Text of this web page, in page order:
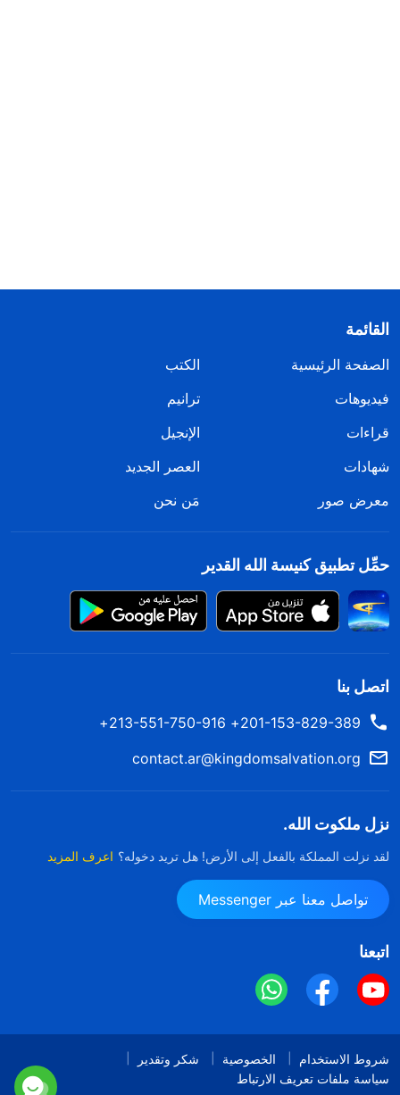
القائمة
الصفحة الرئيسية
الكتب
فيديوهات
ترانيم
قراءات
الإنجيل
شهادات
العصر الجديد
معرض صور
مَن نحن
حمِّل تطبيق كنيسة الله القدير
اتصل بنا
201-153-829-389+ 213-551-750-916+
contact.ar@kingdomsalvation.org
نزل ملكوت الله.
لقد نزلت المملكة بالفعل إلى الأرض! هل تريد دخوله؟ اعرف المزيد
تواصل معنا عبر Messenger
اتبعنا
شروط الاستخدام الخصوصية
شكر وتقدير
سياسة ملفات تعريف الارتباط